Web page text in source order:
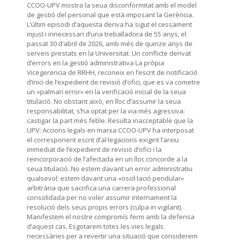
CCOO-UPV mostra la seua disconformitat amb el model
de gestió del personal que està imposant la Gerència.
L’últim episodi d’aquesta deriva ha sigut el cessament
injust i innecessari d’una treballadora de 55 anys, el
passat 30 d’abril de 2026, amb més de quinze anys de
serveis prestats en la Universitat. Un conflicte derivat
d’errors en la gestió administrativa La pròpia
Vicegerencia de RRHH, reconeix en l’escrit de notificació
d’inici de l’expedient de revisió d’ofici, que es va cometre
un «palmari error» en la verificació inicial de la seua
titulació. No obstant això, en lloc d’assumir la seua
responsabilitat, s’ha optat per la via més agressiva:
castigar la part més feble. Resulta inacceptable que la
UPV: Accions legals en marxa CCOO-UPV ha interposat
el corresponent escrit d’al·legacions exigint l’arxiu
immediat de l’expedient de revisió d’ofici i la
reincorporació de l’afectada en un lloc concorde a la
seua titulació. No estem davant un error administratiu
qualsevol; estem davant una «oscil·lació pendular»
arbitrària que sacrifica una carrera professional
consolidada per no voler assumir internament la
resolució dels seus propis errors (culpa in vigilant).
Manifestem el nostre compromís ferm amb la defensa
d’aquest cas. Esgotarem totes les vies legals
necessàries per a revertir una situació que considerem